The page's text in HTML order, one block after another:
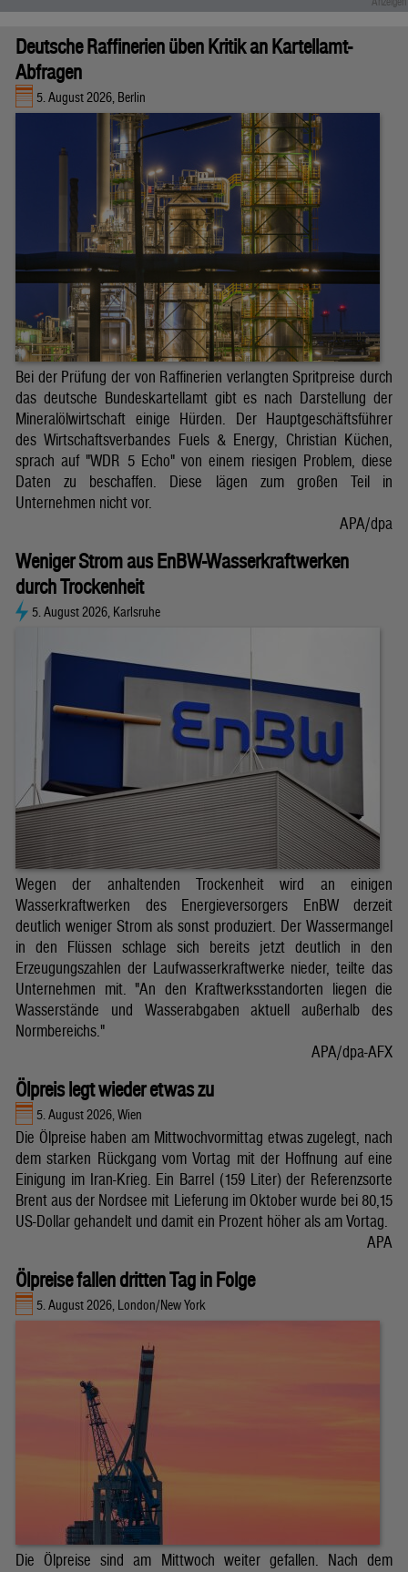
Deutsche Raffinerien üben Kritik an Kartellamt-
Abfragen
5. August 2026, Berlin
Bei der Prüfung der von Raffinerien verlangten Spritpreise durch
das deutsche Bundeskartellamt gibt es nach Darstellung der
Mineralölwirtschaft einige Hürden. Der Hauptgeschäftsführer
des Wirtschaftsverbandes Fuels & Energy, Christian Küchen,
sprach auf "WDR 5 Echo" von einem riesigen Problem, diese
Daten zu beschaffen. Diese lägen zum großen Teil in
Unternehmen nicht vor.
APA/dpa
Weniger Strom aus EnBW-Wasserkraftwerken
durch Trockenheit
5. August 2026, Karlsruhe
Wegen der anhaltenden Trockenheit wird an einigen
Wasserkraftwerken des Energieversorgers EnBW derzeit
deutlich weniger Strom als sonst produziert. Der Wassermangel
in den Flüssen schlage sich bereits jetzt deutlich in den
Erzeugungszahlen der Laufwasserkraftwerke nieder, teilte das
Unternehmen mit. "An den Kraftwerksstandorten liegen die
Wasserstände und Wasserabgaben aktuell außerhalb des
Normbereichs."
APA/dpa-AFX
Ölpreis legt wieder etwas zu
5. August 2026, Wien
Die Ölpreise haben am Mittwochvormittag etwas zugelegt, nach
dem starken Rückgang vom Vortag mit der Hoffnung auf eine
Einigung im Iran-Krieg. Ein Barrel (159 Liter) der Referenzsorte
Brent aus der Nordsee mit Lieferung im Oktober wurde bei 80,15
US-Dollar gehandelt und damit ein Prozent höher als am Vortag.
APA
Ölpreise fallen dritten Tag in Folge
5. August 2026, London/New York
Die Ölpreise sind am Mittwoch weiter gefallen. Nach dem